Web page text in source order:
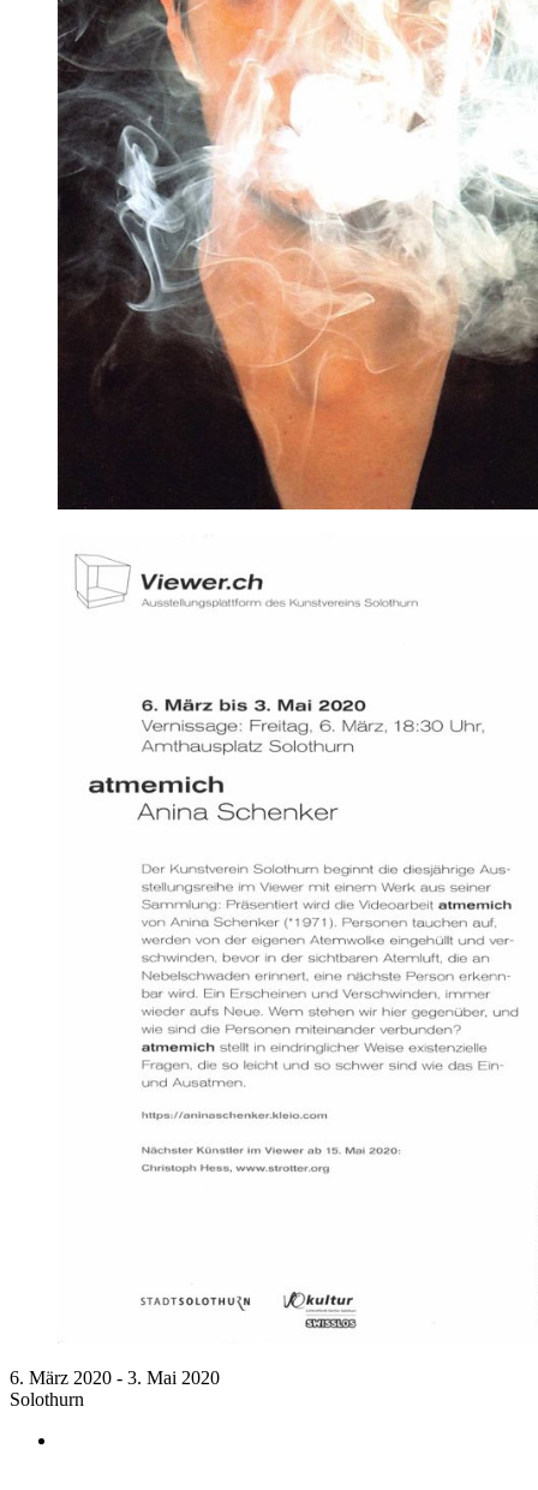
6. März 2020 - 3. Mai 2020
Solothurn